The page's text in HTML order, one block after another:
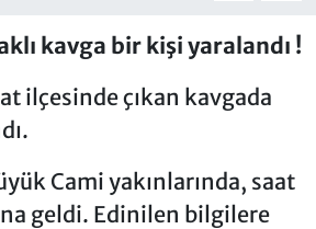
kavga bir kişi yaralandı !
ilçesinde çıkan kavgada
Cami yakınlarında, saat
geldi. Edinilen bilgilere